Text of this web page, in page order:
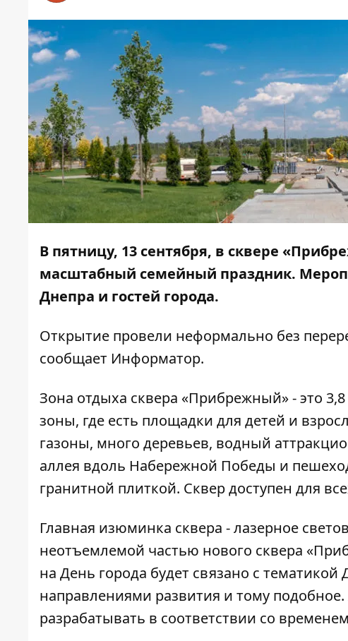
В пятницу, 13 сентября, в сквере
масштабный семейный праздник.
Днепра и гостей города.
Открытие провели неформально без
сообщает Информатор.
Зона отдыха сквера «Прибрежный» - это
зоны, где есть площадки для детей и
газоны, много деревьев, водный
аллея вдоль Набережной Победы и
гранитной плиткой. Сквер доступен для
Главная изюминка сквера - лазерное
неотъемлемой частью нового сквера
на День города будет связано с
направлениями развития и тому
разрабатывать в соответствии со